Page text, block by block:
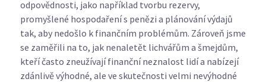
odpovědnosti, jako například tvorbu rezervy,
promyšlené hospodaření s penězi a plánování výdajů
tak, aby nedošlo k finančním problémům. Zároveň jsme
se zaměřili na to, jak nenaletět lichvářům a šmejdům,
kteří často zneužívají finanční neznalost lidí a nabízejí
zdánlivě výhodné, ale ve skutečnosti velmi nevýhodné